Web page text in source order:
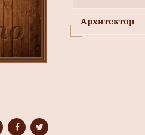
Архитектор